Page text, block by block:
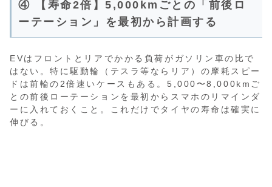
④ 【寿命2倍】5,000kmごとの「前後ロ
ーテーション」を最初から計画する
EVはフロントとリアでかかる負荷がガソリン車の比で
はない。特に駆動輪（テスラ等ならリア）の摩耗スピー
ドは前輪の2倍速いケースもある。5,000〜8,000kmご
との前後ローテーションを最初からスマホのリマインダ
ーに入れておくこと。これだけでタイヤの寿命は確実に
伸びる。